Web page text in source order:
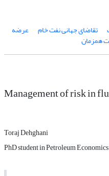
تقاضای جهانی نفت خام عرضه
همزمان
Management of risk in
Toraj Dehghani
PhD student in Petroleum